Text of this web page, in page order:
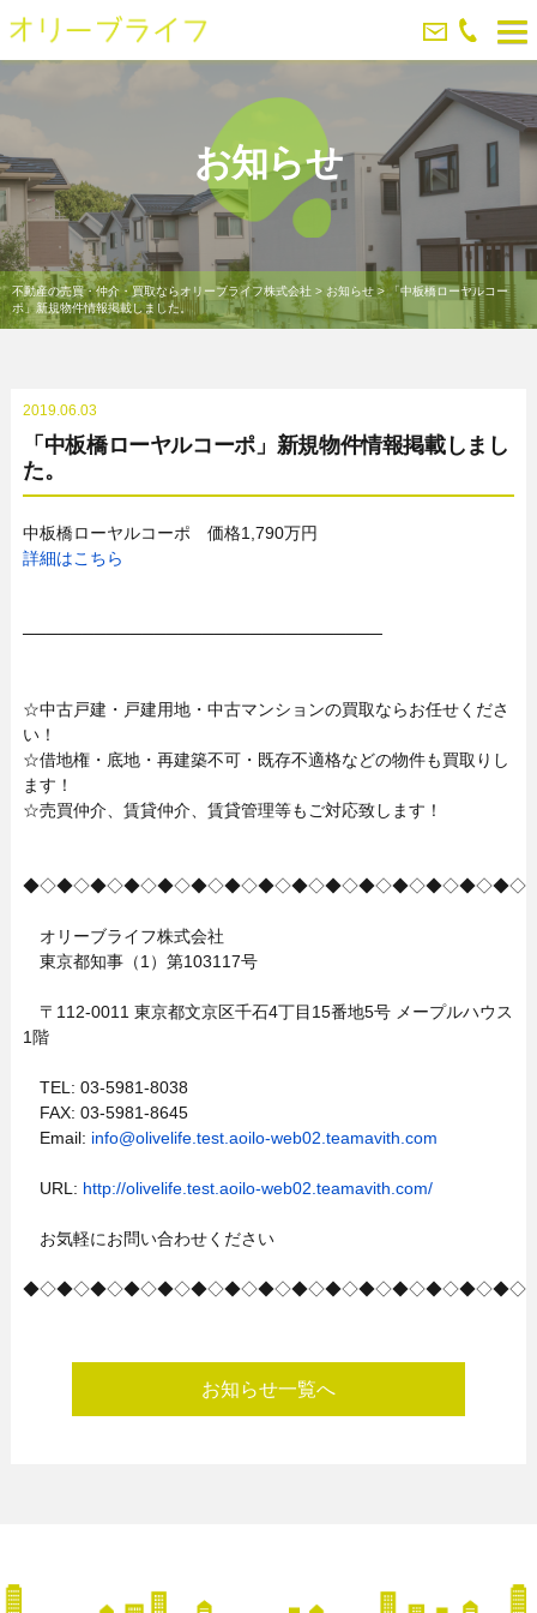
お知らせ
不動産の売買・仲介・買取ならオリーブライフ株式会社 > お知らせ> 「中板橋ローヤルコー
ポ」新規物件情報掲載しました。
2019.06.03
「中板橋ローヤルコーポ」新規物件情報掲載しまし
た。
中板橋ローヤルコーポ 価格1,790万円
詳細はこちら
──────────────────────────────
☆中古戸建・戸建用地・中古マンションの買取ならお任せくださ
い！
☆借地権・底地・再建築不可・既存不適格などの物件も買取りし
ます！
☆売買仲介、賃貸仲介、賃貸管理等もご対応致します！
◆◇◆◇◆◇◆◇◆◇◆◇◆◇◆◇◆◇◆◇◆◇◆◇◆◇◆◇◆◇
オリーブライフ株式会社
東京都知事（1）第103117号
〒112-0011 東京都文京区千石4丁目15番地5号 メープルハウス
1階
TEL: 03-5981-8038
FAX: 03-5981-8645
Email: info@olivelife.test.aoilo-web02.teamavith.com
URL: http://olivelife.test.aoilo-web02.teamavith.com/
お気軽にお問い合わせください
◆◇◆◇◆◇◆◇◆◇◆◇◆◇◆◇◆◇◆◇◆◇◆◇◆◇◆◇◆◇
お知らせ一覧へ